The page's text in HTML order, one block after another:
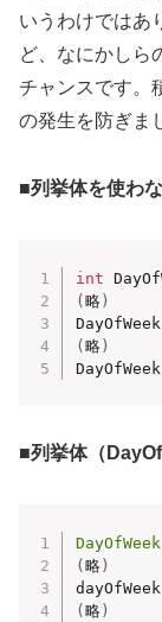
いうわけではあ
ど、なにかしら
チャンスです。
の発生を防ぎま
■列挙体を使わ
int
(略 )
DayOfWeek
(略 )
DayOfWeek
■列挙体（
DayOfWeek
( 略 )
dayOfWeek
( 略 )